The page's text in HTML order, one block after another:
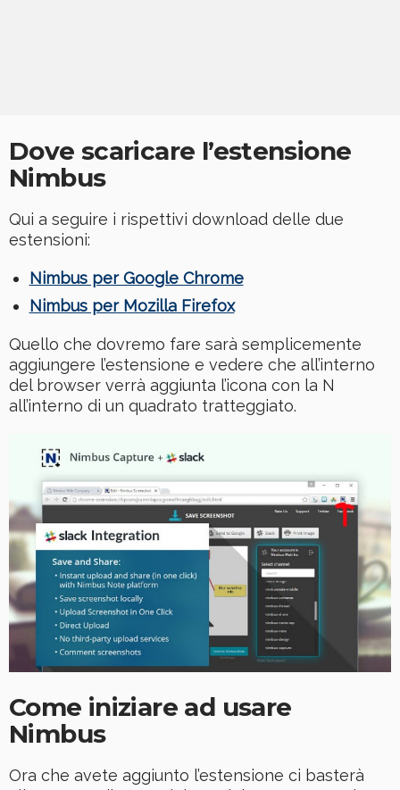
Dove scaricare l’estensione
Nimbus
Qui a seguire i rispettivi download delle due
estensioni:
Nimbus per Google Chrome
Nimbus per Mozilla Firefox
Quello che dovremo fare sarà semplicemente
aggiungere l’estensione e vedere che all’interno
del browser verrà aggiunta l’icona con la N
all’interno di un quadrato tratteggiato.
Come iniziare ad usare
Nimbus
Ora che avete aggiunto l’estensione ci basterà